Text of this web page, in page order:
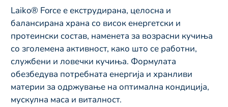
Laiko® Force е екструдирана, целосна и
балансирана храна со висок енергетски и
протеински состав, наменета за возрасни кучиња
со зголемена активност, како што се работни,
службени и ловечки кучиња. Формулата
обезбедува потребната енергија и хранливи
материи за одржување на оптимална кондиција,
мускулна маса и виталност.